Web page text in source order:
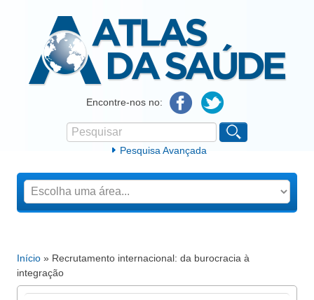
Atlas da SaúdeEncontre-nos no:
Formulário de procura
Pesquisar
Pesquisa Avançada
Está aqui
Início » Recrutamento internacional: da burocracia à
integração